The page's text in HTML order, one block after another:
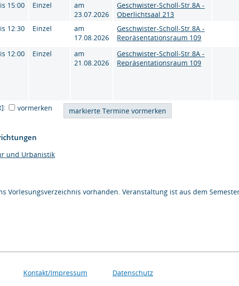
15:00 Einzel
am
23.07.2026
Geschwister-Scholl-Str.8A -
Oberlichtsaal 213
12:30 Einzel
am
17.08.2026
Geschwister-Scholl-Str.8A -
Repräsentationsraum 109
12:00 Einzel
am
21.08.2026
Geschwister-Scholl-Str.8A -
Repräsentationsraum 109
vormerken
und Urbanistik
Vorlesungsverzeichnis vorhanden. Veranstaltung ist aus dem
Kontakt/Impressum Datenschutz